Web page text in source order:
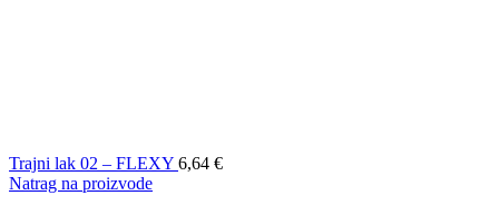
Trajni lak 02 – FLEXY 6,64 €
Natrag na proizvode